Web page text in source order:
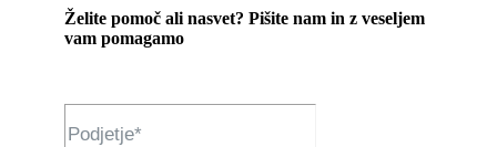
Želite pomoč ali nasvet? Pišite nam in z veseljem
vam pomagamo